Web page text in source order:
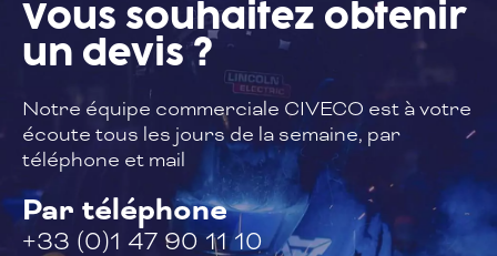
Vous souhaitez obtenir
un devis ?
Notre équipe commerciale CIVECO est àvotre
écoute tous les jours de la semaine, par
téléphone et mail
Par téléphone
+33 (0)1 47 90 11 10